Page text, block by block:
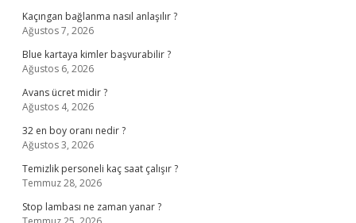
Kaçıngan bağlanma nasıl anlaşılır ?
Ağustos 7, 2026
Blue kartaya kimler başvurabilir ?
Ağustos 6, 2026
Avans ücret midir ?
Ağustos 4, 2026
32 en boy oranı nedir ?
Ağustos 3, 2026
Temizlik personeli kaç saat çalışır ?
Temmuz 28, 2026
Stop lambası ne zaman yanar ?